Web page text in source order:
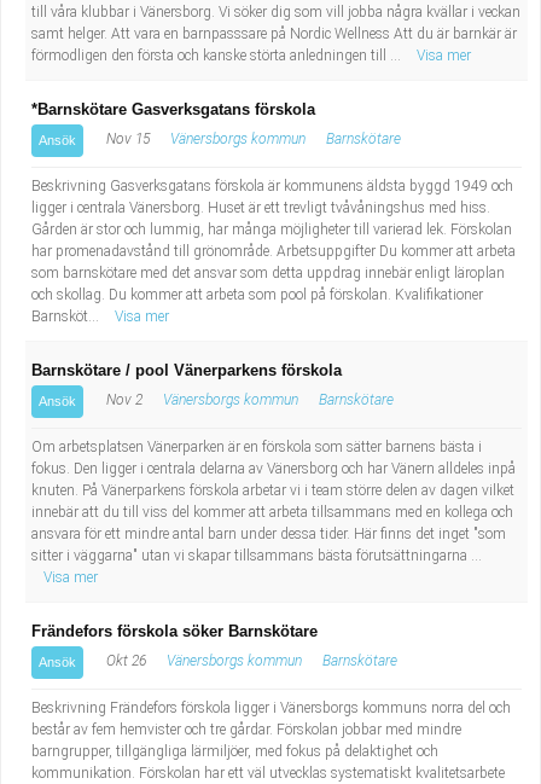
till våra klubbar i Vänersborg. Vi söker dig som vill jobba några kvällar i veckan
samt helger. Att vara en barnpasssare på Nordic Wellness Att du är barnkär är
förmodligen den första och kanske störta anledningen till ...
Visa mer
*Barnskötare Gasverksgatans förskola
Ansök Nov 15 Vänersborgs kommun Barnskötare
Beskrivning Gasverksgatans förskola är kommunens äldsta byggd 1949 och
ligger i centrala Vänersborg. Huset är ett trevligt tvåvåningshus med hiss.
Gården är stor och lummig, har många möjligheter till varierad lek. Förskolan
har promenadavstånd till grönområde. Arbetsuppgifter Du kommer att arbeta
som barnskötare med det ansvar som detta uppdrag innebär enligt läroplan
och skollag. Du kommer att arbeta som pool på förskolan. Kvalifikationer
Barnsköt...
Visa mer
Barnskötare / pool Vänerparkens förskola
Ansök Nov 2 Vänersborgs kommun Barnskötare
Om arbetsplatsen Vänerparken är en förskola som sätter barnens bästa i
fokus. Den ligger i centrala delarna av Vänersborg och har Vänern alldeles inpå
knuten. På Vänerparkens förskola arbetar vi i team större delen av dagen vilket
innebär att du till viss del kommer att arbeta tillsammans med en kollega och
ansvara för ett mindre antal barn under dessa tider. Här finns det inget "som
sitter i väggarna" utan vi skapar tillsammans bästa förutsättningarna ...
Visa mer
Frändefors förskola söker Barnskötare
Ansök Okt 26 Vänersborgs kommun Barnskötare
Beskrivning Frändefors förskola ligger i Vänersborgs kommuns norra del och
består av fem hemvister och tre gårdar. Förskolan jobbar med mindre
barngrupper, tillgängliga lärmiljöer, med fokus på delaktighet och
kommunikation. Förskolan har ett väl utvecklas systematiskt kvalitetsarbete